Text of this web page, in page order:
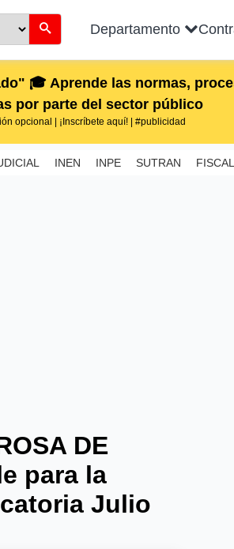
Departamento
🎓 Aprende las normas,
por parte del sector público
opcional | ¡Inscríbete aquí! | #publicidad
INEN INPE SUTRAN
DE
para la
Julio